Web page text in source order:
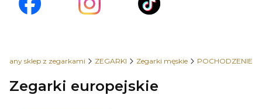
sklep z zegarkami ZEGARKI Zegarki męskie POCHODZENIE
Zegarki europejskie